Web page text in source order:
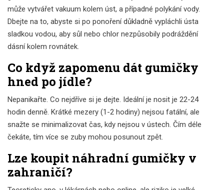
může vytvářet vakuum kolem úst, a případné polykání vody.
Dbejte na to, abyste si po ponoření důkladně vypláchli ústa
sladkou vodou, aby sůl nebo chlor nezpůsobily podráždění
dásní kolem rovnátek.
Co když zapomenu dát gumičky
hned po jídle?
Nepanikařte. Co nejdříve si je dejte. Ideální je nosit je 22-24
hodin denně. Krátké mezery (1-2 hodiny) nejsou fatální, ale
snažte se minimalizovat čas, kdy nejsou v ústech. Čím déle
čekáte, tím více se zuby mohou posunout zpět.
Lze koupit náhradní gumičky v
zahraničí?